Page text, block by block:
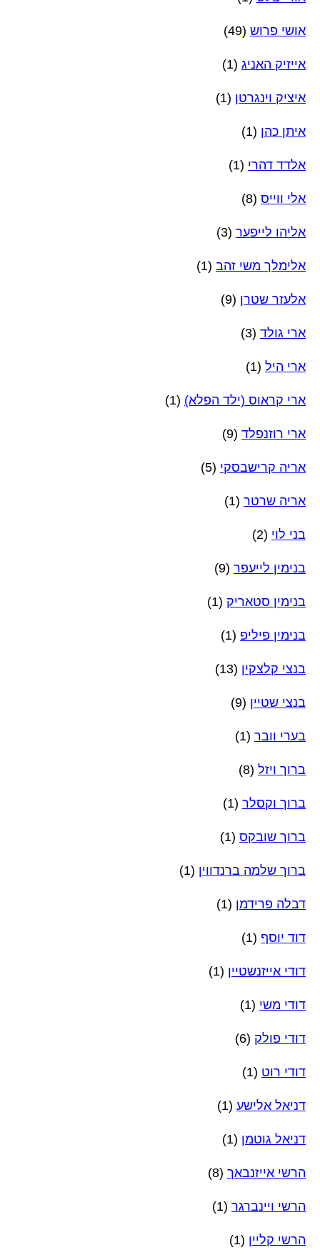
אושי פרוש (49)
אייזיק האניג (1)
איציק וינגרטן (1)
איתן כהן (1)
אלדד דהרי (1)
אלי ווייס (8)
אליהו לייפער (3)
אלימלך משי זהב (1)
אלעזר שטרן (9)
ארי גולד (3)
ארי היל (1)
ארי קראוס (ילד הפלא) (1)
ארי רוזנפלד (9)
אריה קרישבסקי (5)
אריה שרטר (1)
בני לוי (2)
בנימין לייעפר (9)
בנימין סטאריק (1)
בנימין פיליפ (1)
בנצי קלצקין (13)
בנצי שטיין (9)
בערי וובר (1)
ברוך ויזל (8)
ברוך וקסלר (1)
ברוך שובקס (1)
ברוך שלמה ברנדווין (1)
דבלה פרידמן (1)
דוד יוסף (1)
דודי אייזנשטיין (1)
דודי משי (1)
דודי פולק (6)
דודי רוט (1)
דניאל אלישע (1)
דניאל גוטמן (1)
הרשי אייזנבאך (8)
הרשי ויינברגר (1)
הרשי קליין (1)